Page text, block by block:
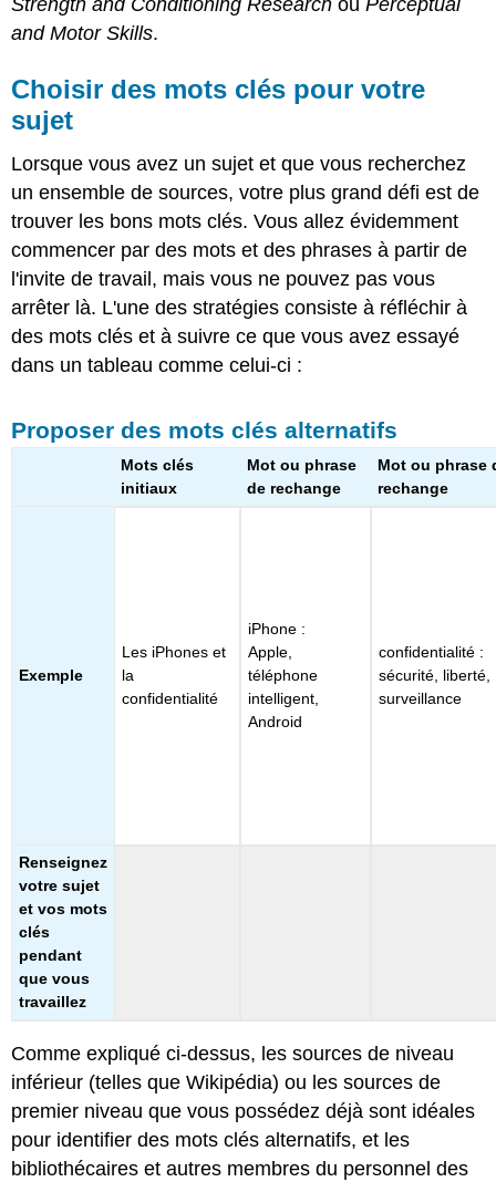
and Motor Skills.
Choisir des mots clés pour votre
sujet
Lorsque vous avez un sujet et que vous recherchez
un ensemble de sources, votre plus grand défi est de
trouver les bons mots clés. Vous allez évidemment
commencer par des mots et des phrases à partir de
l'invite de travail, mais vous ne pouvez pas vous
arrêter là. L'une des stratégies consiste à réfléchir à
des mots clés et à suivre ce que vous avez essayé
dans un tableau comme celui-ci :
Proposer des mots clés alternatifs
Mots clés
initiaux
Mot ou phrase
de rechange
Mot ou phrase
rechange
Exemple
Les iPhones et
la
confidentialité
iPhone :
Apple,
téléphone
intelligent,
Android
confidentialité :
sécurité, liberté,
surveillance
Renseignez
votre sujet
et vos mots
clés
pendant
que vous
travaillez
Comme expliqué ci-dessus, les sources de niveau
inférieur (telles que Wikipédia) ou les sources de
premier niveau que vous possédez déjà sont idéales
pour identifier des mots clés alternatifs, et les
bibliothécaires et autres membres du personnel des